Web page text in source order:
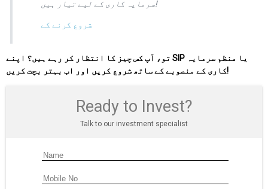
سرمایہ کاری کے لیے تیار ہیں!
شروع کرنے کے
تو، آپ کس چیز کا انتظار کر رہے ہیں؟ اپنے SIP یا منظم سرمایہ
کاری کے منصوبے کے ساتھ شروع کریں اور اب بہتر بچت کریں!
Ready to Invest?
Talk to our investment specialist